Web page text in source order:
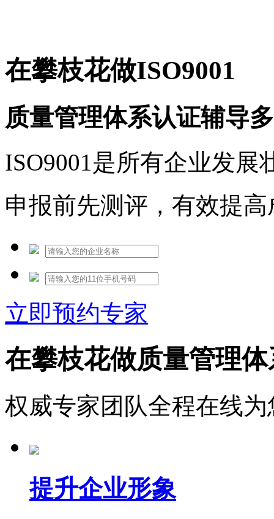
在攀枝花做ISO9001
质量管理体系认证辅导
ISO9001是所有企业发展
申报前先测评，有效提
立即预约专家
在攀枝花做质量管理
权威专家团队全程在线
提升企业形象